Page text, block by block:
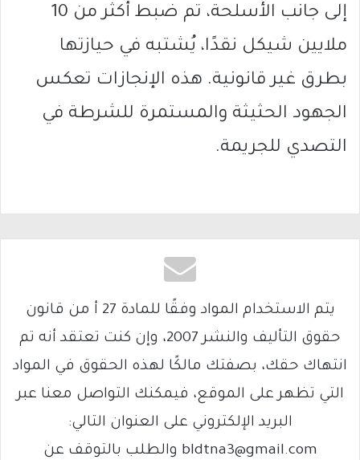
إلى جانب الأسلحة، تم ضبط أكثر من 10
ملايين شيكل نقدًا، يُشتبه في حيازتها
بطرق غير قانونية. هذه الإنجازات تعكس
الجهود الحثيثة والمستمرة للشرطة في
التصدي للجريمة.
يتم الاستخدام المواد وفقًا للمادة 27 أ من قانون
حقوق التأليف والنشر 2007، وإن كنت تعتقد أنه تم
انتهاك حقك، بصفتك مالكًا لهذه الحقوق في المواد
التي تظهر على الموقع، فيمكنك التواصل معنا عبر
البريد الإلكتروني على العنوان التالي:
bldtna3@gmail.com والطلب بالتوقف عن